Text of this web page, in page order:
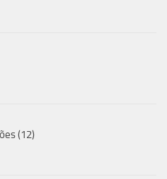
(12)